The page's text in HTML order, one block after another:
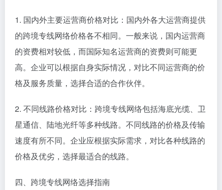
1. 国内外主要运营商价格对比：国内外各大运营商提供
的跨境专线网络价格各不相同。一般来说，国内运营商
的资费相对较低，而国际知名运营商的资费则可能更
高。企业可以根据自身实际情况，对比不同运营商的价
格及服务质量，选择合适的合作伙伴。
2. 不同线路价格对比：跨境专线网络包括海底光缆、卫
星通信、陆地光纤等多种线路。不同线路的价格及传输
速度有所不同。企业应根据实际需求，对比各种线路的
价格及优劣，选择最适合的线路。
四、跨境专线网络选择指南